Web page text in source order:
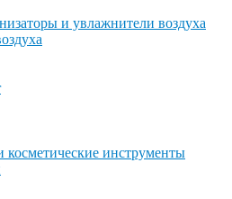
и увлажнители воздуха
инструменты